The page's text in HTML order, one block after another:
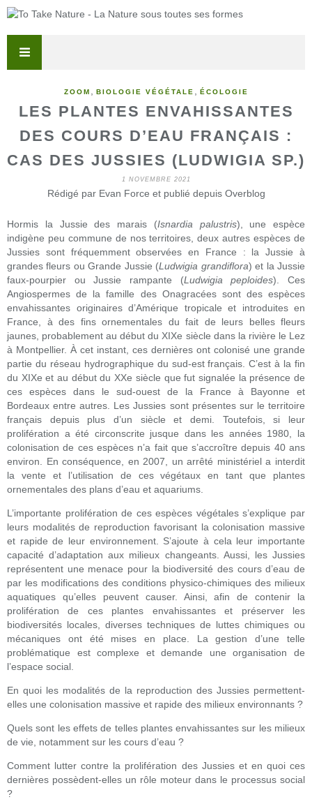
ZOOM BIOLOGIE VÉGÉTALE ÉCOLOGIE
LES PLANTES ENVAHISSANTES
DES COURS D’EAU FRANÇAIS :
CAS DES JUSSIES (LUDWIGIA SP.)
1 NOVEMBRE 2021
Rédigé par Evan Force et publié depuis Overblog
Hormis la Jussie des marais (Isnardia palustris), une espèce
indigène peu commune de nos territoires, deux autres espèces de
Jussies sont fréquemment observées en France : la Jussie à
grandes fleurs ou Grande Jussie (Ludwigia grandiflora) et la Jussie
faux-pourpier ou Jussie rampante (Ludwigia peploides). Ces
Angiospermes de la famille des Onagracées sont des espèces
envahissantes originaires d’Amérique tropicale et introduites en
France, à des fins ornementales du fait de leurs belles fleurs
jaunes, probablement au début du XIXe siècle dans la rivière le Lez
à Montpellier. À cet instant, ces dernières ont colonisé une grande
partie du réseau hydrographique du sud-est français. C’est à la fin
du XIXe et au début du XXe siècle que fut signalée la présence de
ces espèces dans le sud-ouest de la France à Bayonne et
Bordeaux entre autres. Les Jussies sont présentes sur le territoire
français depuis plus d’un siècle et demi. Toutefois, si leur
prolifération a été circonscrite jusque dans les années 1980, la
colonisation de ces espèces n’a fait que s’accroître depuis 40 ans
environ. En conséquence, en 2007, un arrêté ministériel a interdit
la vente et l’utilisation de ces végétaux en tant que plantes
ornementales des plans d’eau et aquariums.
L’importante prolifération de ces espèces végétales s’explique par
leurs modalités de reproduction favorisant la colonisation massive
et rapide de leur environnement. S’ajoute à cela leur importante
capacité d’adaptation aux milieux changeants. Aussi, les Jussies
représentent une menace pour la biodiversité des cours d’eau de
par les modifications des conditions physico-chimiques des milieux
aquatiques qu’elles peuvent causer. Ainsi, afin de contenir la
prolifération de ces plantes envahissantes et préserver les
biodiversités locales, diverses techniques de luttes chimiques ou
mécaniques ont été mises en place. La gestion d’une telle
problématique est complexe et demande une organisation de
l’espace social.
En quoi les modalités de la reproduction des Jussies permettent-
elles une colonisation massive et rapide des milieux environnants ?
Quels sont les effets de telles plantes envahissantes sur les milieux
de vie, notamment sur les cours d’eau ?
Comment lutter contre la prolifération des Jussies et en quoi ces
dernières possèdent-elles un rôle moteur dans le processus social
?